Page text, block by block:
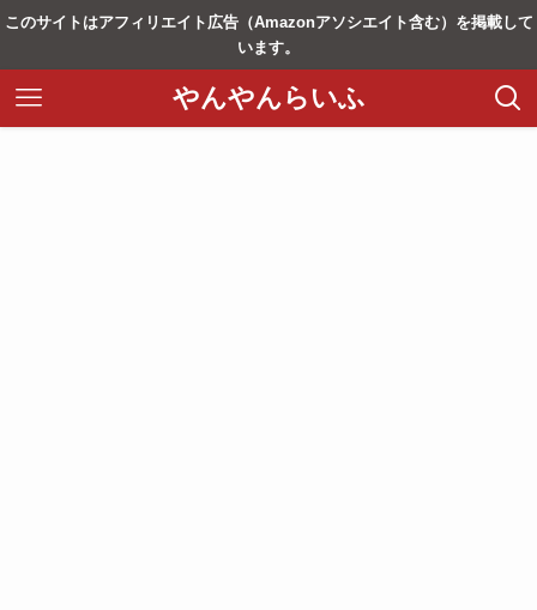
このサイトはアフィリエイト広告（Amazonアソシエイト含む）を掲載して
います。
やんやんらいふ